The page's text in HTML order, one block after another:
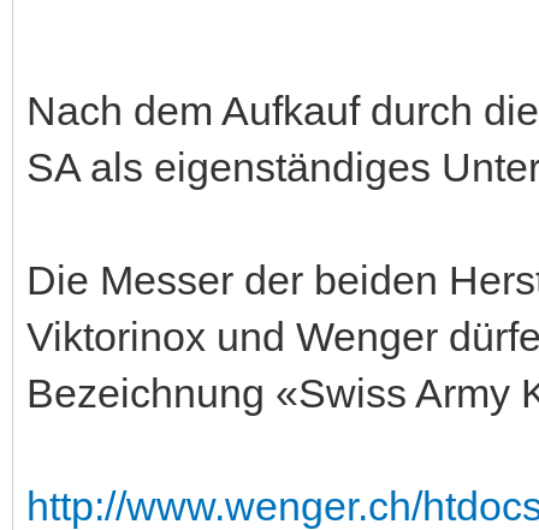
Nach dem Aufkauf durch
SA als eigenständiges
Die Messer der beiden
Viktorinox und Wenger
Bezeichnung «Swiss Army
http://www.wenger.ch/